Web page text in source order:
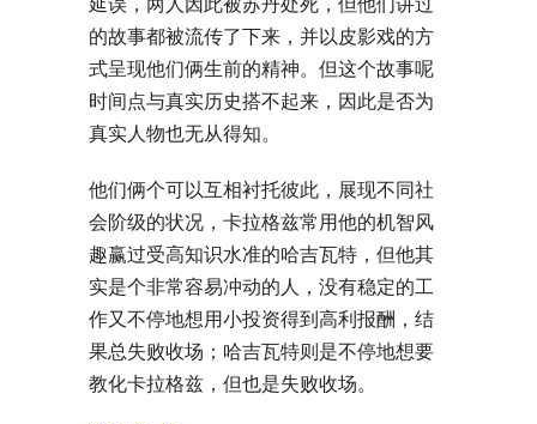
的故事都被流传了下来，并以皮影戏的方
式呈现他们俩生前的精神。但这个故事呢
时间点与真实历史搭不起来，因此是否为
真实人物也无从得知。
他们俩个可以互相衬托彼此，展现不同社
会阶级的状况，卡拉格兹常用他的机智风
趣赢过受高知识水准的哈吉瓦特，但他其
实是个非常容易冲动的人，没有稳定的工
作又不停地想用小投资得到高利报酬，结
果总失败收场；哈吉瓦特则是不停地想要
教化卡拉格兹，但也是失败收场。